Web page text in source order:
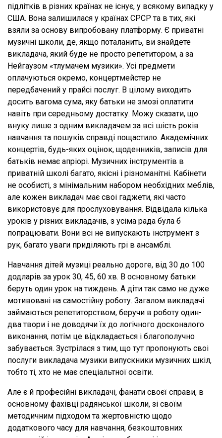
підлітків в різних країнах не існує, у всякому випадку у
США. Вона залишилася у країнах СРСР та в тих, які
взяли за основу випробовану платформу. Є приватні
музичні школи, де, якщо поталанить, ви знайдете
викладача, який буде не просто репетитором, а за
Нейгаузом «тлумачем музики». Усі предмети
оплачуються окремо, концертмейстер не
передбачений у прайсі послуг. В цілому виходить
досить вагома сума, яку батьки не змозі оплатити
навіть при середньому достатку. Можу сказати, що
внуку лише з одним викладачем за всі шість років
навчання та пошуків справді пощастило. Академічних
концертів, будь-яких оцінок, щоденників, записів для
батьків немає апріорі. Музичних інструментів в
приватній школі багато, якісні і різноманітні. Кабінети
не особисті, з мінімальним набором необхідних меблів,
але кожен викладач має своі гаджети, які часто
використовує для прослуховування. Відвідала кілька
уроків у різних викладачів, з усіма рада була б
попрацювати. Вони всі не випускають інструмент з
рук, багато уваги приділяють грі в ансамблі.
Навчання дітей музиці реально дороге, від 30 до 100
додларів за урок 30, 45, 60 хв. В основному батьки
беруть один урок на тиждень. А діти так само не дуже
мотивовані на самостійну роботу. Загалом викладачі
займаються репетиторством, беручи в роботу один-
два твори і не доводячи їх до логічного досконалого
виконання, потім це відкладається і благополучно
забувається. Зустрілася з тим, що тут пропонують своі
послуги викладача музики випускники музичних шкіл,
тобто ті, хто не має спеціальтної освіти.
Але є й професійні викладачі, фанати своєї справи, в
основному фахівці радянської школи, зі своїм
методичним підходом та жертовністю щодо
додаткового часу для навчання, безкоштовних